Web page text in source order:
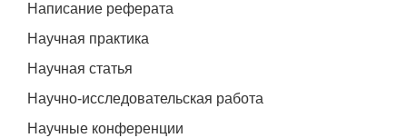
Написание реферата
Научная практика
Научная статья
Научно-исследовательская работа
Научные конференции